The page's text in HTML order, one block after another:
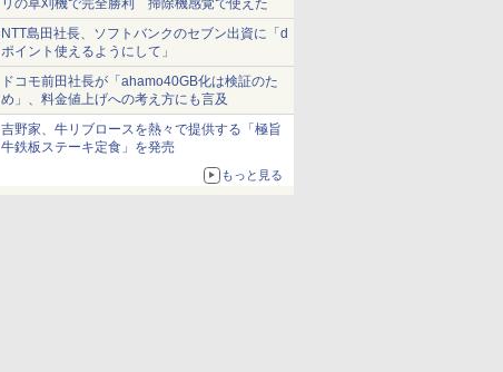
リの草刈機で完全勝利 掃除機感覚で使えた
NTT島田社長、ソフトバンクのセブン出資に「d
ポイント使えるようにして」
ドコモ前田社長が「ahamo40GB化は検証のた
め」、料金値上げへの考え方にも言及
吉野家、牛リブロースを熱々で提供する「極旨
牛鉄板ステーキ定食」を発売
もっと見る